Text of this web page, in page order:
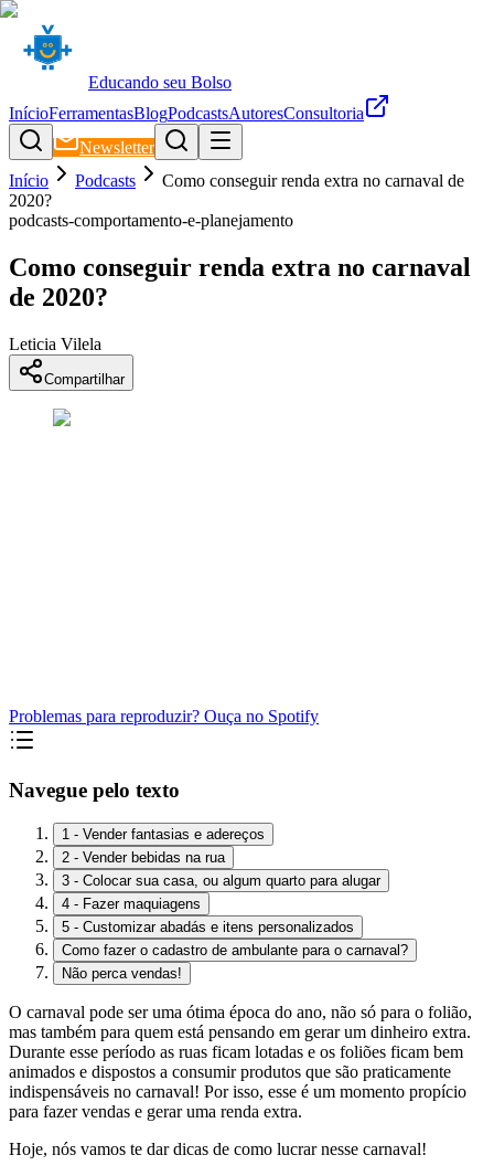
Educando seu Bolso
InícioFerramentasBlogPodcastsAutoresConsultoria
Newsletter
Início
Podcasts
Como conseguir renda extra no carnaval de
2020?
podcasts-comportamento-e-planejamento
Como conseguir renda extra no carnaval
de 2020?
Leticia Vilela
Compartilhar
Problemas para reproduzir? Ouça no Spotify
Navegue pelo texto
1 - Vender fantasias e adereços
2 - Vender bebidas na rua
3 - Colocar sua casa, ou algum quarto para alugar
4 - Fazer maquiagens
5 - Customizar abadás e itens personalizados
Como fazer o cadastro de ambulante para o carnaval?
Não perca vendas!
O carnaval pode ser uma ótima época do ano, não só para o folião,
mas também para quem está pensando em gerar um dinheiro extra.
Durante esse período as ruas ficam lotadas e os foliões ficam bem
animados e dispostos a consumir produtos que são praticamente
indispensáveis no carnaval! Por isso, esse é um momento propício
para fazer vendas e gerar uma renda extra.
Hoje, nós vamos te dar dicas de como lucrar nesse carnaval!